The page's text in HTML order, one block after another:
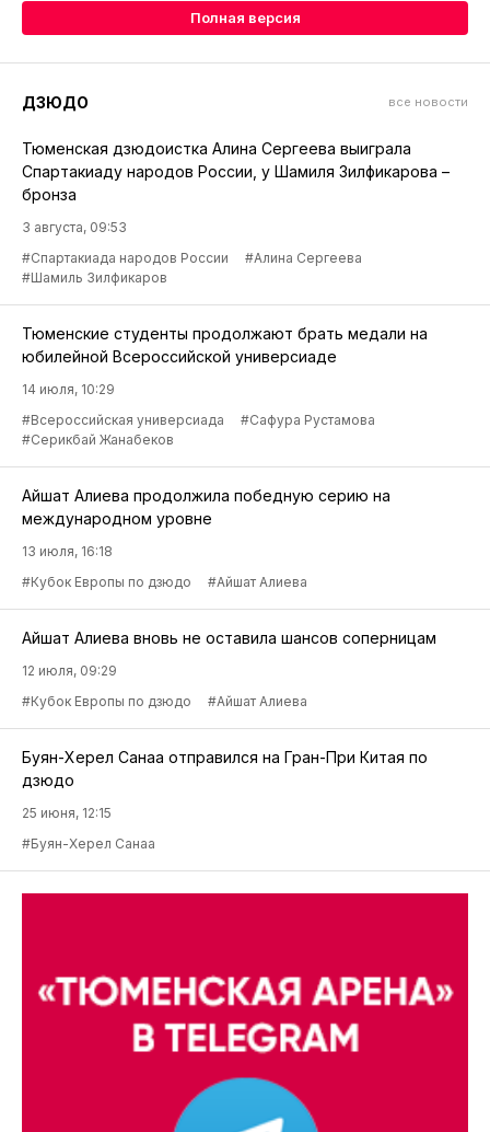
Полная версия
ДЗЮДО все новости
Тюменская дзюдоистка Алина Сергеева выиграла
Спартакиаду народов России, у Шамиля Зилфикарова –
бронза
3 августа, 09:53
#Спартакиада народов России
#Алина Сергеева
#Шамиль Зилфикаров
Тюменские студенты продолжают брать медали на
юбилейной Всероссийской универсиаде
14 июля, 10:29
#Всероссийская универсиада
#Сафура Рустамова
#Серикбай Жанабеков
Айшат Алиева продолжила победную серию на
международном уровне
13 июля, 16:18
#Кубок Европы по дзюдо
#Айшат Алиева
Айшат Алиева вновь не оставила шансов соперницам
12 июля, 09:29
#Кубок Европы по дзюдо
#Айшат Алиева
Буян-Херел Санаа отправился на Гран-При Китая по
дзюдо
25 июня, 12:15
#Буян-Херел Санаа